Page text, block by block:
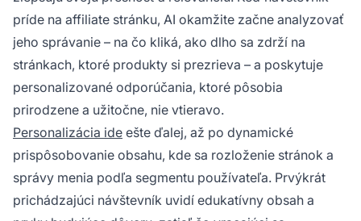
príde na affiliate stránku, AI okamžite začne analyzovať
jeho správanie – na čo kliká, ako dlho sa zdrží na
stránkach, ktoré produkty si prezrieva – a poskytuje
personalizované odporúčania, ktoré pôsobia
prirodzene a užitočne, nie vtieravo.
Personalizácia ide ešte ďalej, až po dynamické
prispôsobovanie obsahu, kde sa rozloženie stránok a
správy menia podľa segmentu používateľa. Prvýkrát
prichádzajúci návštevník uvidí edukatívny obsah a